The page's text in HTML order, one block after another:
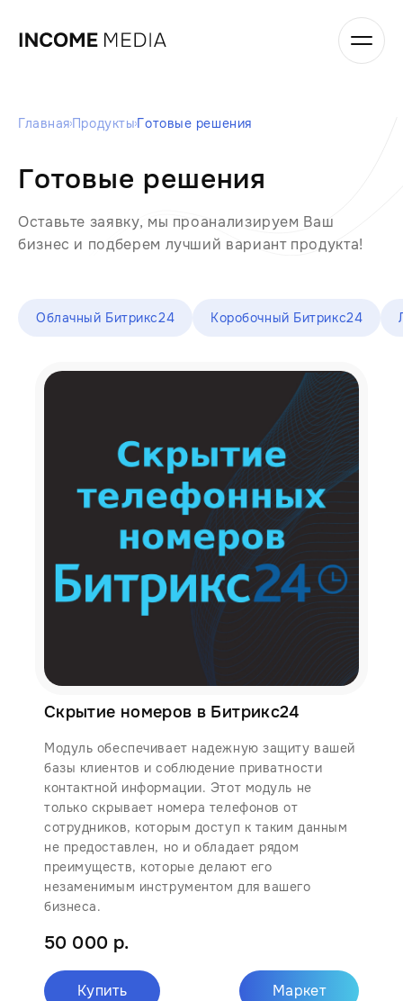
ГлавнаяПродуктыГотовые решения
Готовые решения
Оставьте заявку, мы проанализируем Ваш
бизнес и подберем лучший вариант продукта!
Облачный Битрикс24 Коробочный Битрикс24
Скрытие номеров в Битрикс24
Модуль обеспечивает надежную защиту вашей
базы клиентов и соблюдение приватности
контактной информации. Этот модуль не
только скрывает номера телефонов от
сотрудников, которым доступ к таким данным
не предоставлен, но и обладает рядом
преимуществ, которые делают его
незаменимым инструментом для вашего
бизнеса.
50 000 р.
Купить Маркет